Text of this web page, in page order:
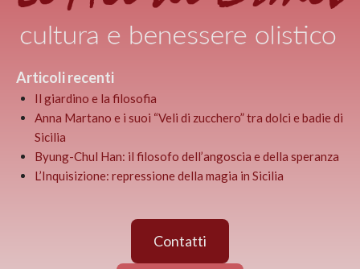
Articoli recenti
Il giardino e la filosofia
Anna Martano e i suoi “Veli di zucchero” tra dolci e badie di
Sicilia
Byung-Chul Han: il filosofo dell’angoscia e della speranza
L’Inquisizione: repressione della magia in Sicilia
Contatti